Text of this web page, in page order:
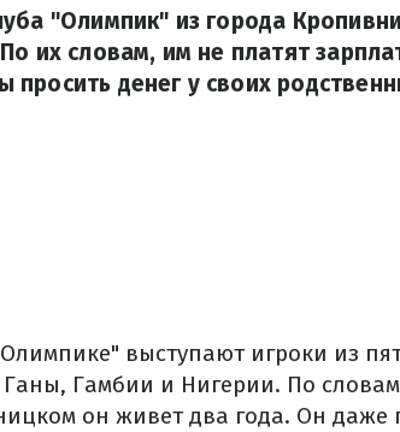
"Олимпик" из города
их словам, им не платят
денег у своих
выступают игроки из
Ганы, Гамбии и Нигерии. По
он живет два года. Он даже